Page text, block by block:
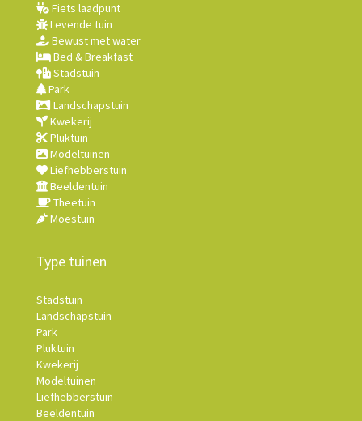
Fiets laadpunt
Levende tuin
Bewust met water
Bed & Breakfast
Stadstuin
Park
Landschapstuin
Kwekerij
Pluktuin
Modeltuinen
Liefhebberstuin
Beeldentuin
Theetuin
Moestuin
Type tuinen
Stadstuin
Landschapstuin
Park
Pluktuin
Kwekerij
Modeltuinen
Liefhebberstuin
Beeldentuin